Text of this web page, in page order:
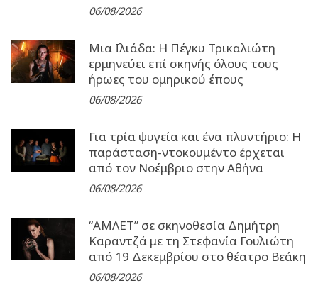
06/08/2026
Μια Ιλιάδα: H Πέγκυ Τρικαλιώτη
ερμηνεύει επί σκηνής όλους τους
ήρωες του ομηρικού έπους
06/08/2026
Για τρία ψυγεία και ένα πλυντήριο: Η
παράσταση-ντοκουμέντο έρχεται
από τον Νοέμβριο στην Αθήνα
06/08/2026
“ΑΜΛΕΤ” σε σκηνοθεσία Δημήτρη
Καραντζά με τη Στεφανία Γουλιώτη
από 19 Δεκεμβρίου στο θέατρο Βεάκη
06/08/2026